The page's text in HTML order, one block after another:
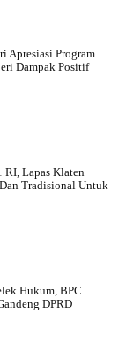
Apresiasi Program
Dampak Positif
RI, Lapas Klaten
Tradisional Untuk
Hukum, BPC
DPRD